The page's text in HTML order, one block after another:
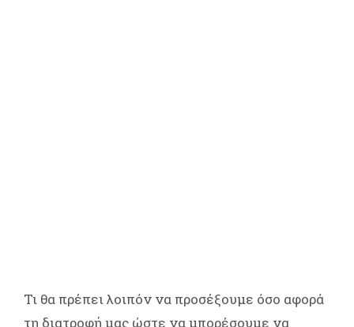
Τι θα πρέπει λοιπόν να προσέξουμε όσο αφορά
τη διατροφή μας ώστε να μπορέσουμε να